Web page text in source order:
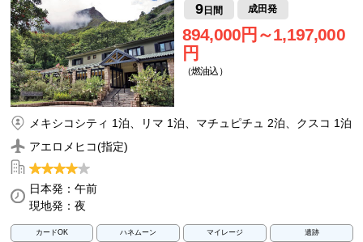
9日間 成田発
894,000円～1,197,000
円
（燃油込）
メキシコシティ 1泊、リマ 1泊、マチュピチュ 2泊、クスコ 1泊
アエロメヒコ(指定)
日本発：午前
現地発：夜
カードOK ハネムーン マイレージ 遺跡